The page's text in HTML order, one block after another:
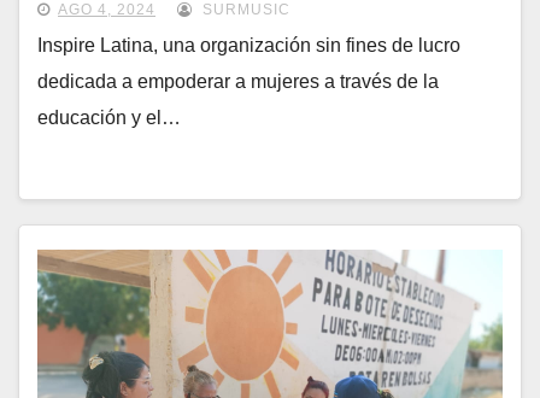
AGO 4, 2024 SURMUSIC
Inspire Latina, una organización sin fines de lucro
dedicada a empoderar a mujeres a través de la
educación y el…